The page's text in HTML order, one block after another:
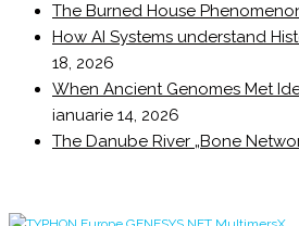
The Burned House
How AI Systems understand
18, 2026
When Ancient Genomes Met
ianuarie 14, 2026
The Danube River „Bone